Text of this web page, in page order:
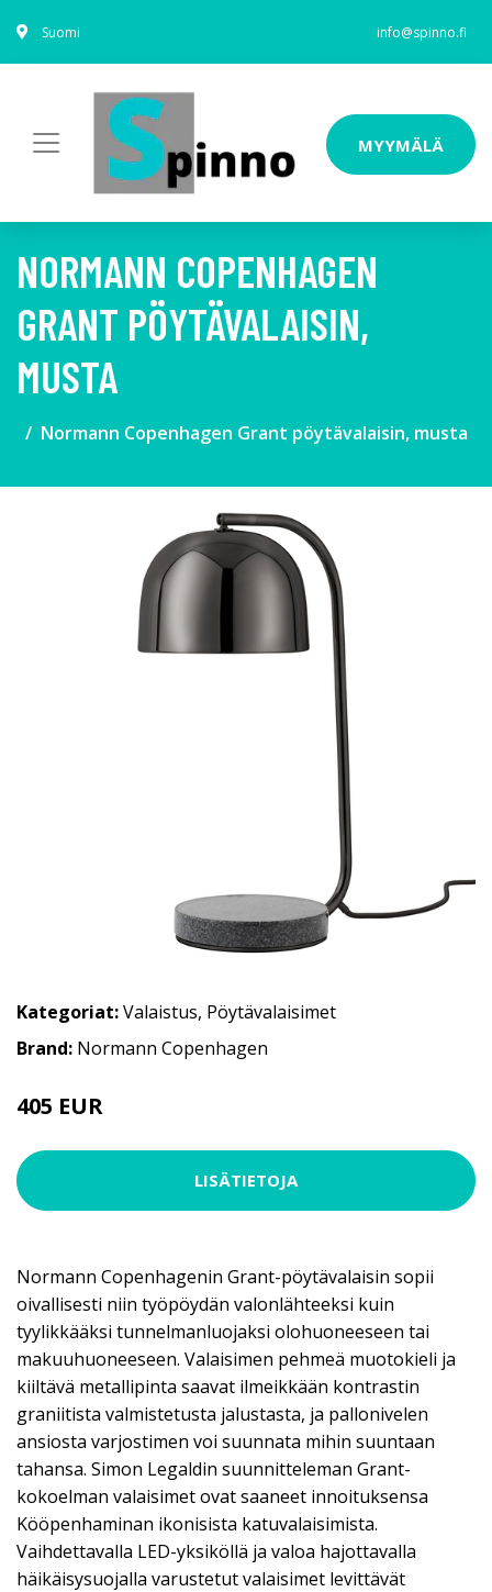
Suomi info@spinno.fi
MYYMÄLÄ
NORMANN COPENHAGEN
GRANT PÖYTÄVALAISIN,
MUSTA
Normann Copenhagen Grant pöytävalaisin, musta
Kategoriat:Valaistus, Pöytävalaisimet
Brand: Normann Copenhagen
405 EUR
LISÄTIETOJA
Normann Copenhagenin Grant-pöytävalaisin sopii
oivallisesti niin työpöydän valonlähteeksi kuin
tyylikkääksi tunnelmanluojaksi olohuoneeseen tai
makuuhuoneeseen. Valaisimen pehmeä muotokieli ja
kiiltävä metallipinta saavat ilmeikkään kontrastin
graniitista valmistetusta jalustasta, ja pallonivelen
ansiosta varjostimen voi suunnata mihin suuntaan
tahansa. Simon Legaldin suunnitteleman Grant-
kokoelman valaisimet ovat saaneet innoituksensa
Kööpenhaminan ikonisista katuvalaisimista.
Vaihdettavalla LED-yksiköllä ja valoa hajottavalla
häikäisysuojalla varustetut valaisimet levittävät